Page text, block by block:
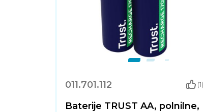
011.701.112 (1)
Baterije TRUST AA, polnilne,